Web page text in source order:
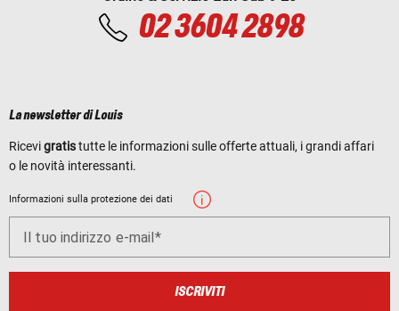
02 3604 2898
La newsletter di Louis
Ricevigratistutte le informazioni sulle offerte attuali, i grandi affari
o le novità interessanti.
Informazioni sulla protezione dei dati
Il tuo indirizzo e-mail
ISCRIVITI